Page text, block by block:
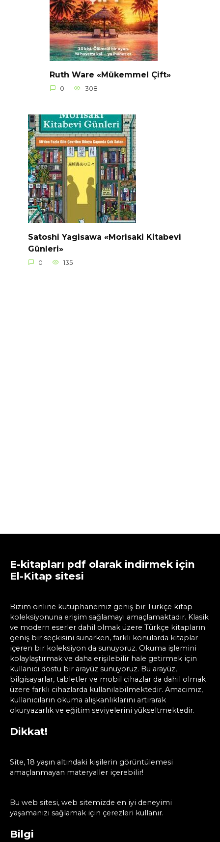
Ruth Ware «Mükemmel Çift»
0 308
Satoshi Yagisawa «Morisaki Kitabevi
Günleri»
0 135
E-kitapları pdf olarak indirmek için
El-Kitap sitesi
Bizim online kütüphanemiz geniş bir Türkçe kitap
koleksiyonuna erişim sağlamayı amaçlamaktadır. Klasik
ve modern eserler dahil olmak üzere Türkçe kitapların
geniş bir seçkisini sunarken, farklı konularda kitaplar
içeren bir koleksiyon da sunuyoruz. Okuma işlemini
kolaylaştırmak ve daha erişilebilir hale getirmek için
kullanıcı dostu bir arayüz sunuyoruz. Bu arayüz,
bilgisayarlar, tabletler ve mobil cihazlar da dahil olmak
üzere farklı cihazlarda kullanılabilmektedir. Amacımız,
kullanıcıların okuma alışkanlıklarını artırarak
okuryazarlık ve eğitim seviyelerini yükseltmektedir.
Dikkat!
Site, 18 yaşın altındaki kişilerin görüntülemesi
amaçlanmayan materyaller içerebilir!
Bu web sitesi, web sitemizde en iyi deneyimi
yaşamanızı sağlamak için çerezleri kullanır.
Bilgi